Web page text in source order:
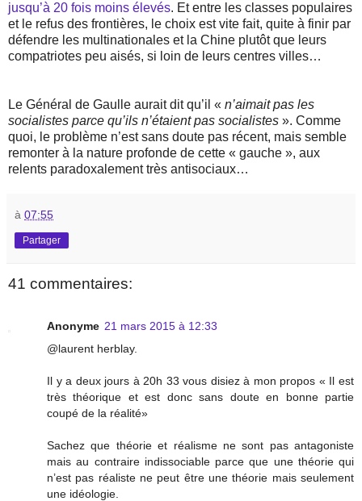
jusqu’à 20 fois moins élevés. Et entre les classes populaires
et le refus des frontières, le choix est vite fait, quite à finir par
défendre les multinationales et la Chine plutôt que leurs
compatriotes peu aisés, si loin de leurs centres villes…
Le Général de Gaulle aurait dit qu’il « n’aimait pas les
socialistes parce qu’ils n’étaient pas socialistes ». Comme
quoi, le problème n’est sans doute pas récent, mais semble
remonter à la nature profonde de cette « gauche », aux
relents paradoxalement très antisociaux…
à 07:55
Partager
41 commentaires:
Anonyme 21 mars 2015 à 12:33
@laurent herblay.
Il y a deux jours à 20h 33 vous disiez à mon propos « Il est
très théorique et est donc sans doute en bonne partie
coupé de la réalité»
Sachez que théorie et réalisme ne sont pas antagoniste
mais au contraire indissociable parce que une théorie qui
n’est pas réaliste ne peut être une théorie mais seulement
une idéologie.